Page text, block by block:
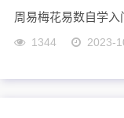
周易梅花易数自学
1344 2023-